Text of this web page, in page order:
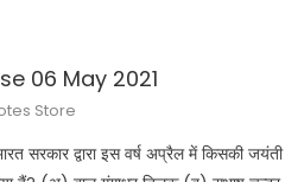
06 May 2021
Store
द्वारा इस वर्ष अप्रैल में किसकी जयंती